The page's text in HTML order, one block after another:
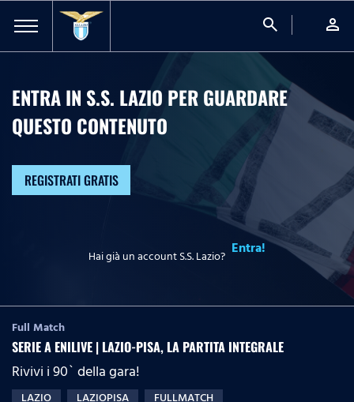
search person
ENTRA IN S.S. LAZIO PER GUARDARE
QUESTO CONTENUTO
REGISTRATI GRATIS
Hai già un account S.S. Lazio? Entra!
Full Match
SERIE A ENILIVE | LAZIO-PISA, LA PARTITA INTEGRALE
Rivivi i 90` della gara!
LAZIO LAZIOPISA FULLMATCH